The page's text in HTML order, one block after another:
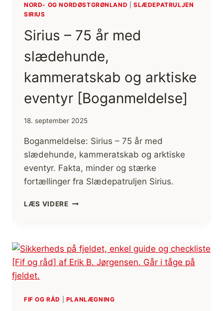
NORD- OG NORDØSTGRØNLAND |SLÆDEPATRULJEN
SIRIUS
Sirius – 75 år med
slædehunde,
kammeratskab og arktiske
eventyr [Boganmeldelse]
18. september 2025
Boganmeldelse: Sirius – 75 år med
slædehunde, kammeratskab og arktiske
eventyr. Fakta, minder og stærke
fortællinger fra Slædepatruljen Sirius.
LÆS VIDERESIRIUS
MED
SLÆDEHUNDE,
KAMMERATSKAB
EVENTYR
FIF OG RÅD PLANLÆGNING